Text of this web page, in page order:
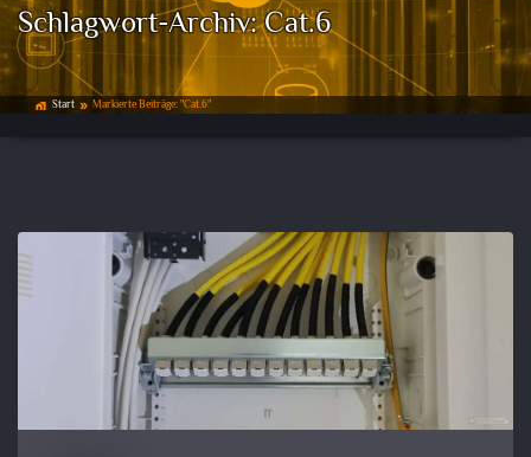
Schlagwort-Archiv:Cat.6
home_work Start double_arrow Markierte Beiträge: "Cat.6"